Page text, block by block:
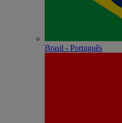
Brasil - Português